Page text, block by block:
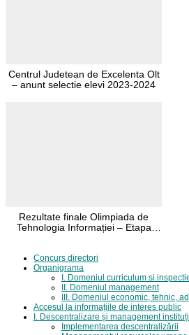
Centrul Judetean de Excelenta Olt
– anunt selectie elevi 2023-2024
Rezultate finale Olimpiada de
Tehnologia Informației – Etapa
Concurs directori
Organigrama
I. Domeniul curriculum si
II. Domeniul management
III. Domeniul economic, tehnic,
Accesul la informațiile de interes public
I. Descentralizare și management
Implementarea descentralizării